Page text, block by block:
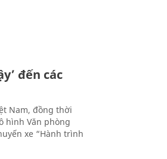
đến các
Nam, đồng thời
hình Văn phòng
xe “Hành trình